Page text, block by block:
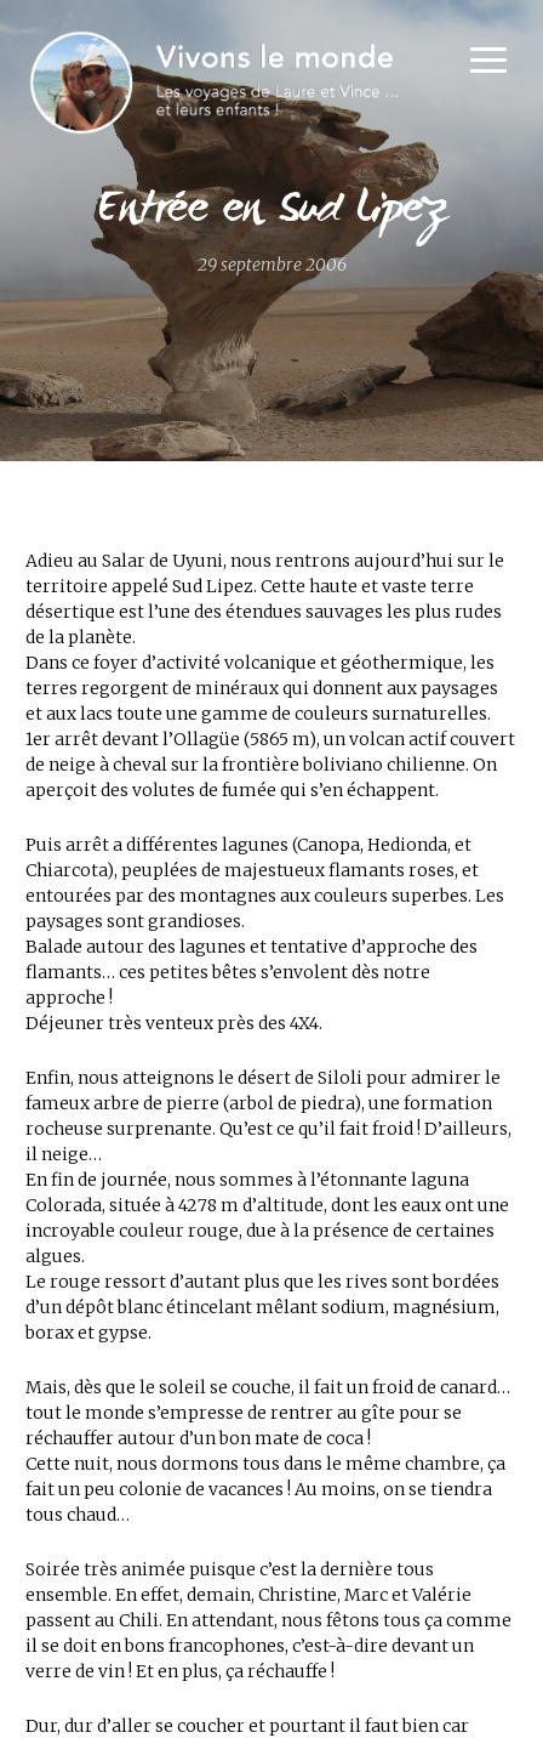
Entrée en Sud Lipez
29 septembre 2006
Adieu au Salar de Uyuni, nous rentrons aujourd’hui sur le
territoire appelé Sud Lipez. Cette haute et vaste terre
désertique est l’une des étendues sauvages les plus rudes
de la planète.
Dans ce foyer d’activité volcanique et géothermique, les
terres regorgent de minéraux qui donnent aux paysages
et aux lacs toute une gamme de couleurs surnaturelles.
1er arrêt devant l’Ollagüe (5865 m), un volcan actif couvert
de neige à cheval sur la frontière boliviano chilienne. On
aperçoit des volutes de fumée qui s’en échappent.
Puis arrêt a différentes lagunes (Canopa, Hedionda, et
Chiarcota), peuplées de majestueux flamants roses, et
entourées par des montagnes aux couleurs superbes. Les
paysages sont grandioses.
Balade autour des lagunes et tentative d’approche des
flamants… ces petites bêtes s’envolent dès notre
approche !
Déjeuner très venteux près des 4X4.
Enfin, nous atteignons le désert de Siloli pour admirer le
fameux arbre de pierre (arbol de piedra), une formation
rocheuse surprenante. Qu’est ce qu’il fait froid ! D’ailleurs,
il neige…
En fin de journée, nous sommes à l’étonnante laguna
Colorada, située à 4278 m d’altitude, dont les eaux ont une
incroyable couleur rouge, due à la présence de certaines
algues.
Le rouge ressort d’autant plus que les rives sont bordées
d’un dépôt blanc étincelant mêlant sodium, magnésium,
borax et gypse.
Mais, dès que le soleil se couche, il fait un froid de canard…
tout le monde s’empresse de rentrer au gîte pour se
réchauffer autour d’un bon mate de coca !
Cette nuit, nous dormons tous dans le même chambre, ça
fait un peu colonie de vacances ! Au moins, on se tiendra
tous chaud…
Soirée très animée puisque c’est la dernière tous
ensemble. En effet, demain, Christine, Marc et Valérie
passent au Chili. En attendant, nous fêtons tous ça comme
il se doit en bons francophones, c’est-à-dire devant un
verre de vin ! Et en plus, ça réchauffe !
Dur, dur d’aller se coucher et pourtant il faut bien car